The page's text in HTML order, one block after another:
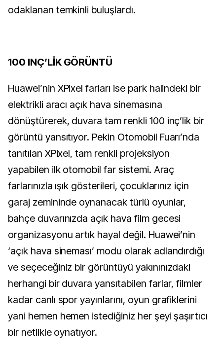
odaklanan temkinli buluşlardı.
100 INÇ’LİK GÖRÜNTÜ
Huawei’nin XPixel farları ise park halindeki bir
elektrikli aracı açık hava sinemasına
dönüştürerek, duvara tam renkli 100 inç’lik bir
görüntü yansıtıyor. Pekin Otomobil Fuarı’nda
tanıtılan XPixel, tam renkli projeksiyon
yapabilen ilk otomobil far sistemi. Araç
farlarınızla ışık gösterileri, çocuklarınız için
garaj zemininde oynanacak türlü oyunlar,
bahçe duvarınızda açık hava film gecesi
organizasyonu artık hayal değil. Huawei’nin
‘açık hava sineması’ modu olarak adlandırdığı
ve seçeceğiniz bir görüntüyü yakınınızdaki
herhangi bir duvara yansıtabilen farlar, filmler
kadar canlı spor yayınlarını, oyun grafiklerini
yani hemen hemen istediğiniz her şeyi şaşırtıcı
bir netlikle oynatıyor.